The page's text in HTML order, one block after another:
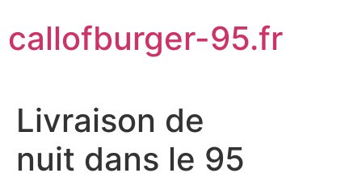
contenu
callofburger-95.fr
Livraison de
nuit dans le 95